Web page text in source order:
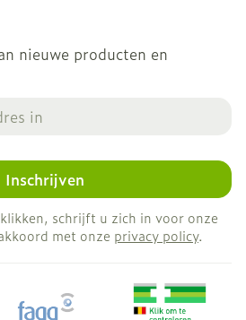
nieuwe producten en
Inschrijven
schrijft u zich in voor onze
met onze privacy policy.